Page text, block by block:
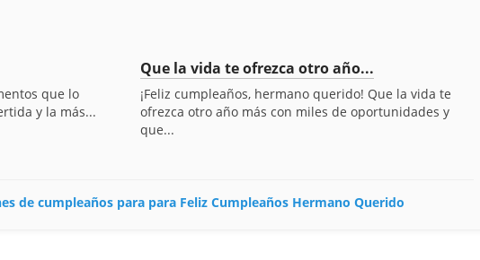
que lo
y la más...
Que la vida te ofrezca otro año...
¡Feliz cumpleaños, hermano querido! Que la vida te
ofrezca otro año más con miles de oportunidades y
que...
de cumpleaños para para Feliz Cumpleaños Hermano Querido